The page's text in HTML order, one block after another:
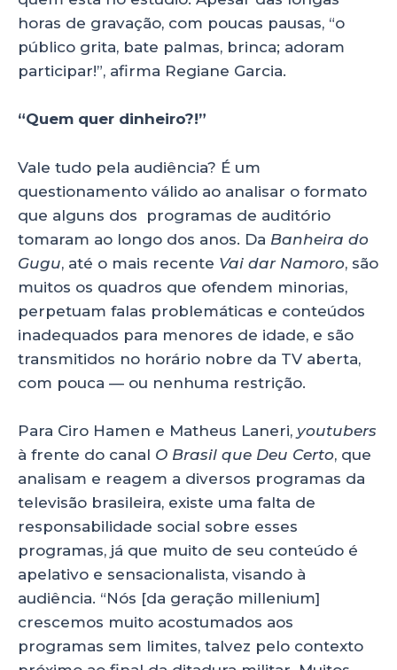
horas de gravação, com poucas pausas, “o
público grita, bate palmas, brinca; adoram
participar!”, afirma Regiane Garcia.
“Quem quer dinheiro?!”
Vale tudo pela audiência? É um
questionamento válido ao analisar o formato
que alguns dos programas de auditório
tomaram ao longo dos anos. Da Banheira do
Gugu, até o mais recente Vai dar Namoro, são
muitos os quadros que ofendem minorias,
perpetuam falas problemáticas e conteúdos
inadequados para menores de idade, e são
transmitidos no horário nobre da TV aberta,
com pouca — ou nenhuma restrição.
Para Ciro Hamen e Matheus Laneri, youtubers
à frente do canal O Brasil que Deu Certo, que
analisam e reagem a diversos programas da
televisão brasileira, existe uma falta de
responsabilidade social sobre esses
programas, já que muito de seu conteúdo é
apelativo e sensacionalista, visando à
audiência. “Nós [da geração millenium]
crescemos muito acostumados aos
programas sem limites, talvez pelo contexto